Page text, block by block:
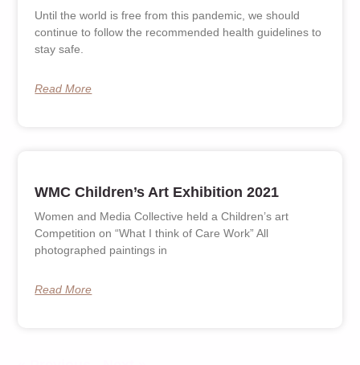
Until the world is free from this pandemic, we should
continue to follow the recommended health guidelines to
stay safe.
Read More
WMC Children’s Art Exhibition 2021
Women and Media Collective held a Children’s art
Competition on “What I think of Care Work” All
photographed paintings in
Read More